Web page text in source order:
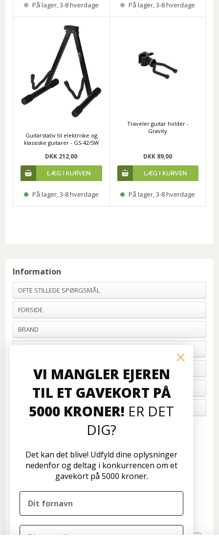
På lager, 3-8 hverdage På lager, 3-8 hverdage
Guitarstativ til elektriske og
klassiske guitarer - GS-42/SW
DKK 212,00
På lager, 3-8 hverdage
Traveler guitar holder -
Gravity
DKK 89,00
På lager, 3-8 hverdage
Information
OFTE STILLEDE SPØRGSMÅL
FORSIDE
BRAND
BETALING
FORTRYD ORDRE
OM OS
Formervangen 17
2600 Glostrup
Nyhedsbrev
VI MANGLER EJEREN
TIL ET GAVEKORT PÅ
5000 KRONER! ER DET
DIG?
Det kan det blive! Udfyld dine oplysninger
nedenfor og deltag i konkurrencen om et
gavekort på 5000 kroner.